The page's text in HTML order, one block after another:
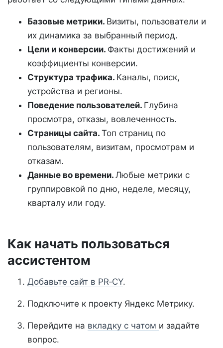
Базовые метрики. Визиты, пользователи и
их динамика за выбранный период.
Цели и конверсии. Факты достижений и
коэффициенты конверсии.
Структура трафика. Каналы, поиск,
устройства и регионы.
Поведение пользователей. Глубина
просмотра, отказы, вовлеченность.
Страницы сайта. Топ страниц по
пользователям, визитам, просмотрам и
отказам.
Данные во времени. Любые метрики с
группировкой по дню, неделе, месяцу,
кварталу или году.
Как начать пользоваться
ассистентом
Добавьте сайт в PR‑CY.
Подключите к проекту Яндекс Метрику.
Перейдите на вкладку с чатом и задайте
вопрос.